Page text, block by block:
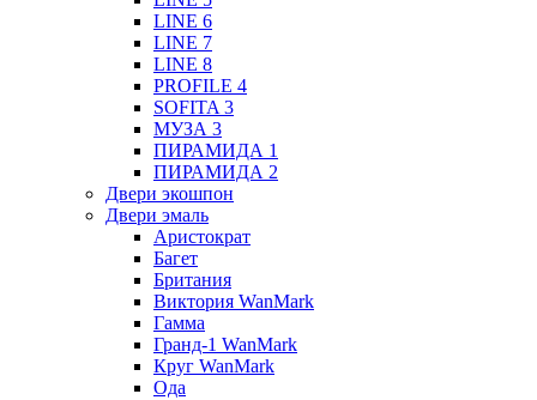
LINE 6
LINE 7
LINE 8
PROFILE 4
SOFITA 3
МУЗА 3
ПИРАМИДА 1
ПИРАМИДА 2
Двери экошпон
Двери эмаль
Аристократ
Багет
Британия
Виктория WanMark
Гамма
Гранд-1 WanMark
Круг WanMark
Ода